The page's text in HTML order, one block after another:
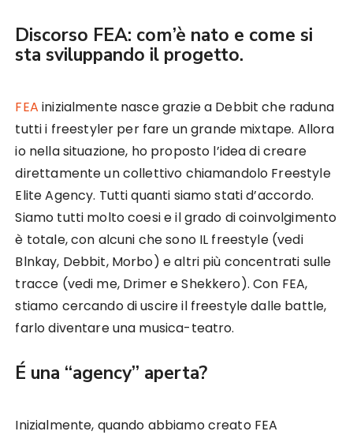
Discorso FEA: com’è nato e come si
sta sviluppando il progetto.
FEA inizialmente nasce grazie a Debbit che raduna
tutti i freestyler per fare un grande mixtape. Allora
io nella situazione, ho proposto l’idea di creare
direttamente un collettivo chiamandolo Freestyle
Elite Agency. Tutti quanti siamo stati d’accordo.
Siamo tutti molto coesi e il grado di coinvolgimento
è totale, con alcuni che sono IL freestyle (vedi
Blnkay, Debbit, Morbo) e altri più concentrati sulle
tracce (vedi me, Drimer e Shekkero). Con FEA,
stiamo cercando di uscire il freestyle dalle battle,
farlo diventare una musica-teatro.
É una “agency” aperta?
Inizialmente, quando abbiamo creato FEA